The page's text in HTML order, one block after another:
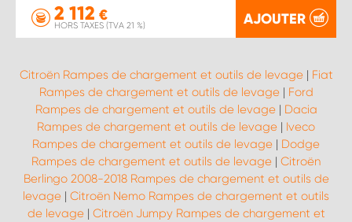
2 112 €
HORS TAXES (TVA 21 %) AJOUTER
Citroën Rampes de chargement et outils de levage| Fiat
Rampes de chargement et outils de levage| Ford
Rampes de chargement et outils de levage| Dacia
Rampes de chargement et outils de levage | Iveco
Rampes de chargement et outils de levage | Dodge
Rampes de chargement et outils de levage | Citroën
Berlingo 2008-2018 Rampes de chargement et outils de
levage | Citroën Nemo Rampes de chargement et outils
de levage| Citroën Jumpy Rampes de chargement et